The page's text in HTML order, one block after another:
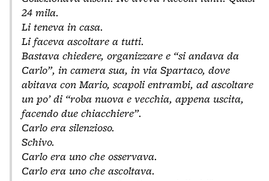
24 mila.
Li teneva in casa.
Li faceva ascoltare a tutti.
Bastava chiedere, organizzare e “si andava da
Carlo”, in camera sua, in via Spartaco, dove
abitava con Mario, scapoli entrambi, ad ascoltare
un po’ di “roba nuova e vecchia, appena uscita,
facendo due chiacchiere”.
Carlo era silenzioso.
Schivo.
Carlo era uno che osservava.
Carlo era uno che ascoltava.